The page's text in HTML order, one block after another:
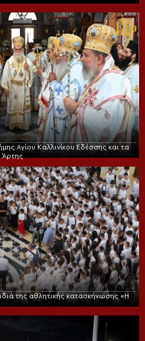
Αγίου Καλλινίκου Εδέσσης και τα
Άρτης
της αθλητικής κατασκήνωσης «Η